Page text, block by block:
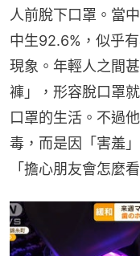
人前脫下口罩。當
中生92.6%，似乎
現象。年輕人之間
褲」，形容脫口罩
口罩的生活。不過
毒，而是因「害羞
「擔心朋友會怎麼